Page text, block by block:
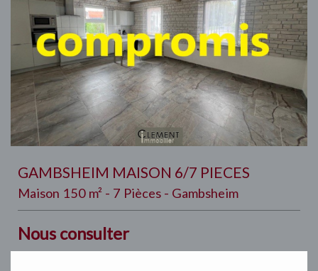
GAMBSHEIM MAISON 6/7 PIECES
Maison 150 m² - 7 Pièces - Gambsheim
Nous consulter